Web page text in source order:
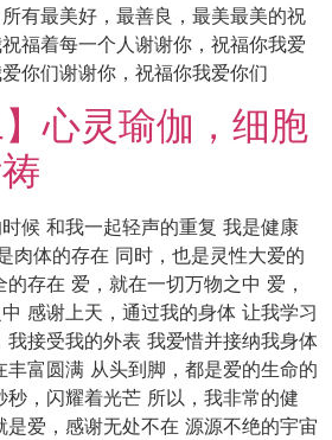
有最美好，最善良，最美最美的祝
福着每一个人谢谢你，祝福你我爱
你们谢谢你，祝福你我爱你们
心灵瑜伽，细胞
候 和我一起轻声的重复 我是健康
肉体的存在 同时，也是灵性大爱的
存在 爱，就在一切万物之中 爱，
感谢上天，通过我的身体 让我学习
我接受我的外表 我爱惜并接纳我身体
富圆满 从头到脚，都是爱的生命的
秒，闪耀着光芒 所以，我非常的健
是爱，感谢无处不在 源源不绝的宇宙